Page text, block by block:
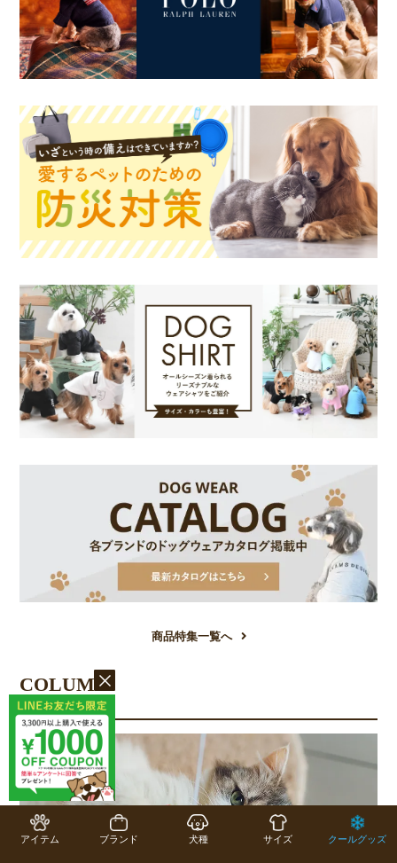
アイテム ブランド 犬種 サイズ クールグッズ
商品特集一覧へ
COLUMN
コラム一覧